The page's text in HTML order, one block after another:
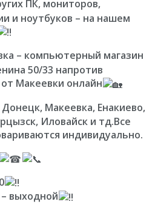
ПК, мониторов,
и ноутбуков – на нашем
– компьютерный магазин
50/33 напротив
Макеевки онлайн
Макеевка, Енакиево,
Иловайск и тд.Все
индивидуально.
– выходной